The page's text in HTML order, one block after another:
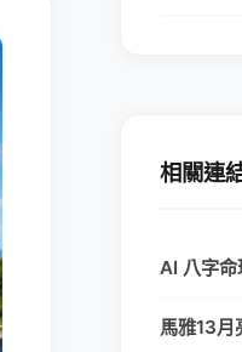
相關連
AI 八字命
馬雅13月